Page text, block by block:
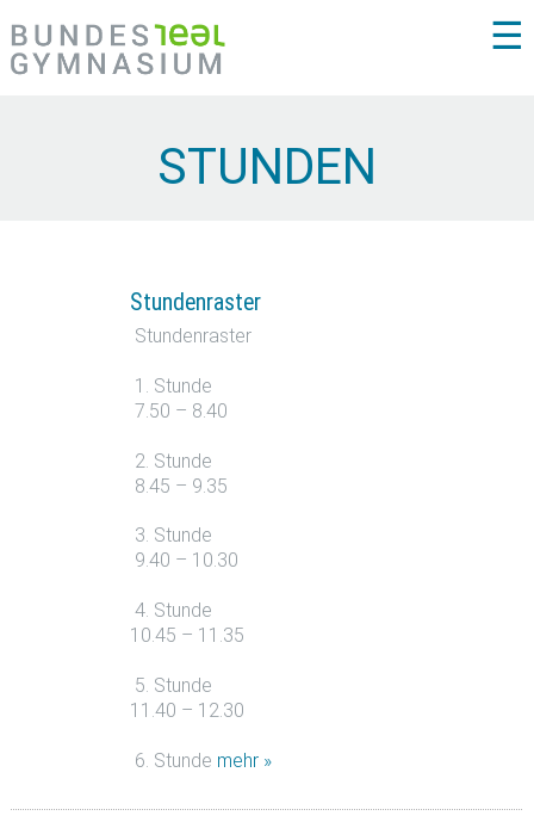
☰
STUNDEN
Stundenraster
Stundenraster
1. Stunde
7.50 – 8.40
2. Stunde
8.45 – 9.35
3. Stunde
9.40 – 10.30
4. Stunde
10.45 – 11.35
5. Stunde
11.40 – 12.30
6. Stunde mehr »